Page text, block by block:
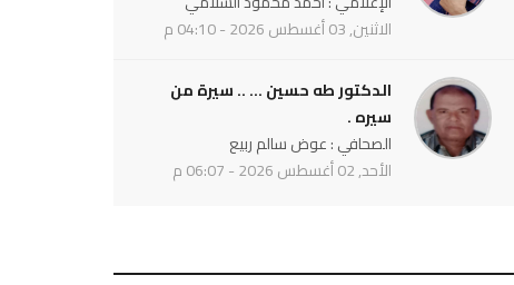
الاثنين, 03 أغسطس 2026 - 04:10 م
الدكتور طه حسين ... .. سيرة من
سيره .
الصحافي : عوض سالم ربيع
الأحد, 02 أغسطس 2026 - 06:07 م